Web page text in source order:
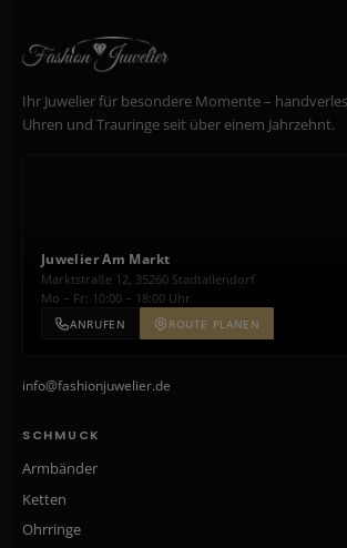
Ihr Juwelier für besondere Momente –
Uhren und Trauringe seit über einem Jahrzehnt.
Juwelier Am Markt
Marktstraße 12, 35260 Stadtallendorf
Mo – Fr: 10:00 – 18:00 Uhr
ANRUFEN ROUTE PLANEN
info@fashionjuwelier.de
SCHMUCK
Armbänder
Ketten
Ohrringe